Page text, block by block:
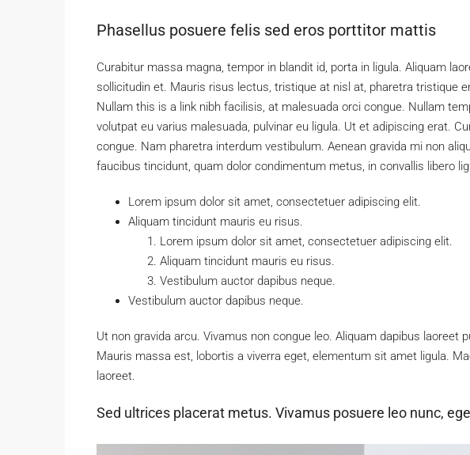
Phasellus posuere felis sed eros porttitor mattis
Curabitur massa magna, tempor in blandit id, porta in ligula. Aliquam
sollicitudin et. Mauris risus lectus, tristique at nisl at, pharetra tristique
Nullam this is a link nibh facilisis, at malesuada orci congue. Nullam
volutpat eu varius malesuada, pulvinar eu ligula. Ut et adipiscing erat.
congue. Nam pharetra interdum vestibulum. Aenean gravida mi non
faucibus tincidunt, quam dolor condimentum metus, in convallis libero
Lorem ipsum dolor sit amet, consectetuer adipiscing elit.
Aliquam tincidunt mauris eu risus.
Lorem ipsum dolor sit amet, consectetuer adipiscing elit.
Aliquam tincidunt mauris eu risus.
Vestibulum auctor dapibus neque.
Vestibulum auctor dapibus neque.
Ut non gravida arcu. Vivamus non congue leo. Aliquam dapibus laoreet
Mauris massa est, lobortis a viverra eget, elementum sit amet ligula.
laoreet.
Sed ultrices placerat metus. Vivamus posuere leo nunc,